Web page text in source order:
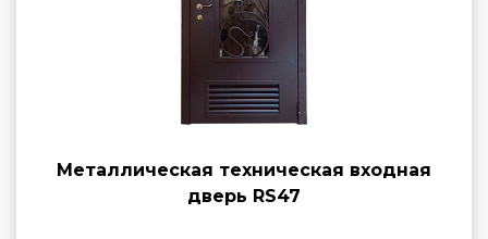
Металлическая техническая входная
дверь RS47